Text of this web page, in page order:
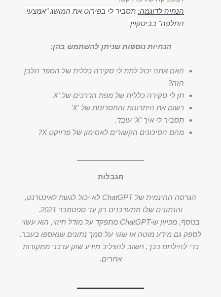
הנחיה לדוגמה: תסביר לי בפירוט את המושג "אמצעי
החלפה" בביטקוין.
הנחיות נוספות שניתן להשתמש בהן:
האם אתה יכול לתת לי סקירה כללית של הספר הלבן
הזה?
תן לי סקירה כללית של מפת הדרכים של 'X.
רשום את היתרונות והחסרונות של 'X'
תסביר לי איך 'X' עובד.
מהם הסיכונים הקשורים לאסימון של פרויקט X?
מגבלות
הגרסה החינמית של ChatGPT לא יכול לגשת לאינטרנט,
והנתונים שלו מתעדכנים רק עד ספטמבר 2021.
בנוסף, מכיוון ש-ChatGPT מתפקד על מודל חיזוי, הוא עשוי
לספק גם מידע מוטה או שגוי על סמך נתונים שנאספו בעבר.
כדי להילחם בכך, חשוב להצליב מידע שוק עדכני ממקורות
אחרים.